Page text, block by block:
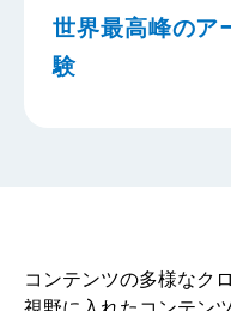
世界最高峰のア
験
コンテンツの多様なク